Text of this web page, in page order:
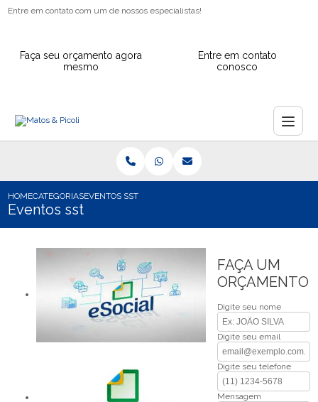
Entre em contato com um de nossos especialistas!
Faça seu orçamento agora
mesmo
Entre em contato
conosco
HOMECATEGORIASEVENTOS SST
Eventos sst
FAÇA UM
ORÇAMENTO
Digite seu nome
Digite seu email
Digite seu telefone
Mensagem